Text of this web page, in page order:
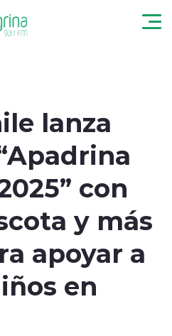
lanza
con
y más
apoyar a
en